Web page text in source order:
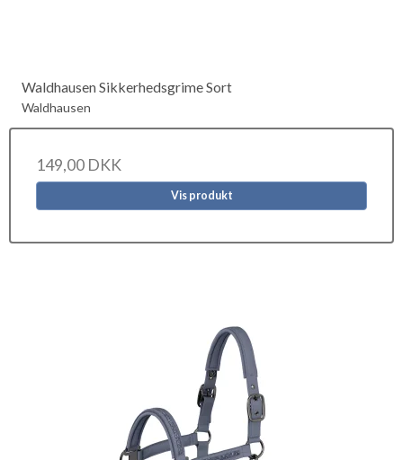
Waldhausen Sikkerhedsgrime Sort
Waldhausen
149,00 DKK
Vis produkt